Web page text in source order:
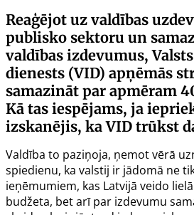
Reaģējot uz valdības
publisko sektoru un
valdības izdevumus,
dienests (VID) apņēmās
samazināt par apmēram
Kā tas iespējams, ja
izskanējis, ka VID trūkst
Valdība to paziņoja, ņemot vērā
spiedienu, ka valstij ir jādomā ne
ieņēmumiem, kas Latvijā veido
budžeta, bet arī par izdevumu